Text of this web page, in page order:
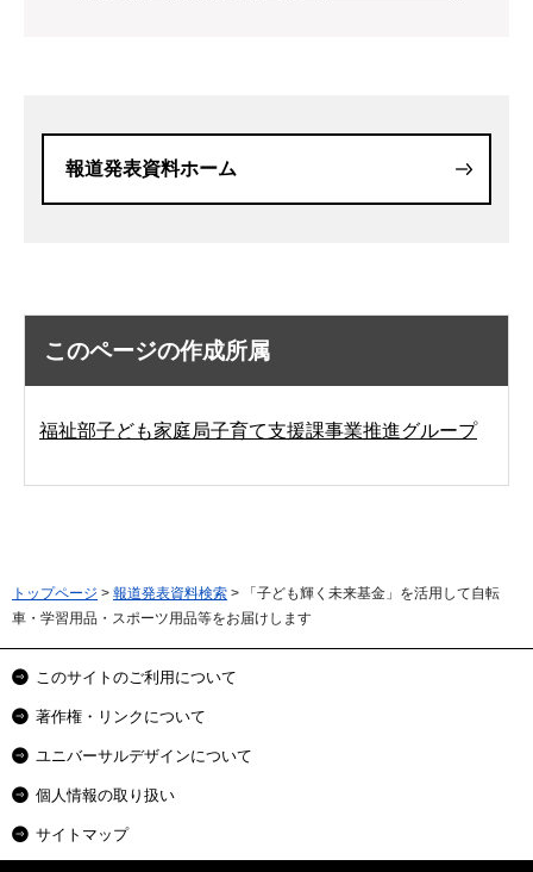
報道発表資料ホーム
このページの作成所属
福祉部子ども家庭局子育て支援課事業推進グループ
トップページ > 報道発表資料検索 > 「子ども輝く未来基金」を活用して自転
車・学習用品・スポーツ用品等をお届けします
このサイトのご利用について
著作権・リンクについて
ユニバーサルデザインについて
個人情報の取り扱い
サイトマップ